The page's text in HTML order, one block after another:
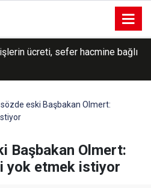
ücreti, sefer hacmine bağlı
eski Başbakan Olmert:
Başbakan Olmert:
yok etmek istiyor